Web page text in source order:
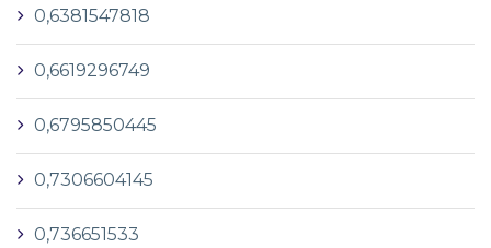
0,6381547818
0,6619296749
0,6795850445
0,7306604145
0,736651533